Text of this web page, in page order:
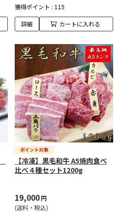
獲得ポイント : 115
詳細 カートに入れる
【冷凍】黒毛和牛 A5焼肉食べ
比べ４種セット1200g
19,000円
(送料・税込)